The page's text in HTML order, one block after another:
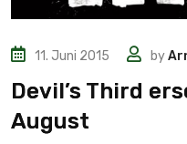
11. Juni 2015 by
Devil’s Third
August